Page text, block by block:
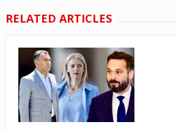
RELATED ARTICLES